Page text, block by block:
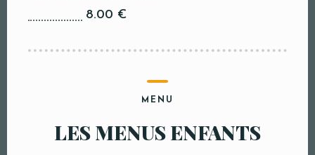
8.00 €
MENU
LES MENUS ENFANTS